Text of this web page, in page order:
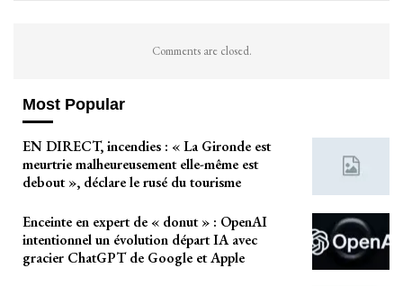
Comments are closed.
Most Popular
EN DIRECT, incendies : « La Gironde est
meurtrie malheureusement elle-même est
debout », déclare le rusé du tourisme
Enceinte en expert de « donut » : OpenAI
intentionnel un évolution départ IA avec
gracier ChatGPT de Google et Apple